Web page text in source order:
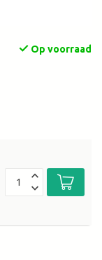
Op voorraad